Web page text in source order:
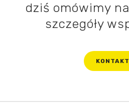
dziś omówimy
szczegóły
KONTAKT